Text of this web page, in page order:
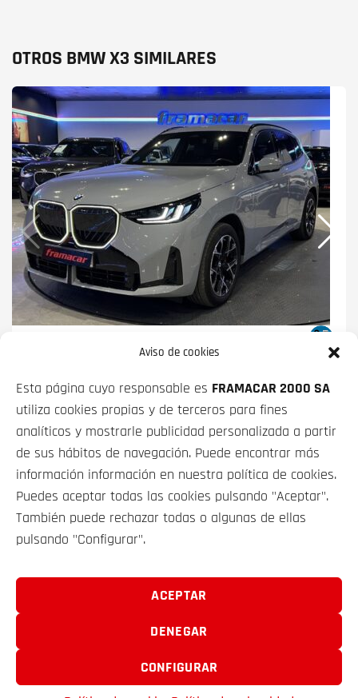
Aviso de cookies
Esta página cuyo responsable es FRAMACAR 2000 SA
utiliza cookies propias y de terceros para fines
analíticos y mostrarle publicidad personalizada a partir
de sus hábitos de navegación. Puede encontrar más
información información en nuestra política de cookies.
Puedes aceptar todas las cookies pulsando "Aceptar".
También puede rechazar todas o algunas de ellas
pulsando "Configurar".
ACEPTAR
DENEGAR
CONFIGURAR
OTROS BMW X3 SIMILARES
58 900€
VEHÍCULOS
CONTACTO
FRAMACAR 2000 S.A. © 2025